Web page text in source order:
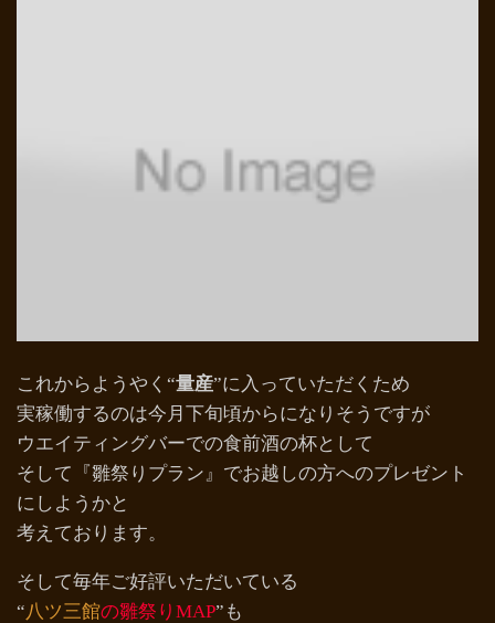
これからようやく“量産”に入っていただくため
実稼働するのは今月下旬頃からになりそうですが
ウエイティングバーでの食前酒の杯として
そして『雛祭りプラン』でお越しの方へのプレゼント
にしようかと
考えております。
そして毎年ご好評いただいている
“ 八ツ三館の雛祭りMAP”も